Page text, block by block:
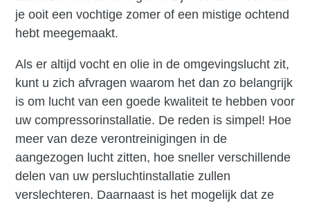
je ooit een vochtige zomer of een mistige ochtend
hebt meegemaakt.
Als er altijd vocht en olie in de omgevingslucht zit,
kunt u zich afvragen waarom het dan zo belangrijk
is om lucht van een goede kwaliteit te hebben voor
uw compressorinstallatie. De reden is simpel! Hoe
meer van deze verontreinigingen in de
aangezogen lucht zitten, hoe sneller verschillende
delen van uw persluchtinstallatie zullen
verslechteren. Daarnaast is het mogelijk dat ze